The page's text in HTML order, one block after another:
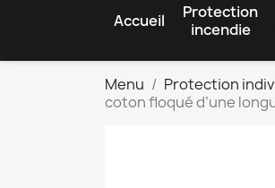
Accueil
Protection
incendie
Menu Protection
coton floqué d’une